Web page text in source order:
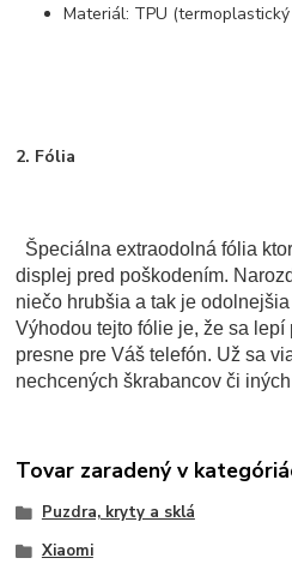
Materiál: TPU
2. Fólia
Špeciálna extraodolná fólia
displej pred poškodením.
niečo hrubšia a tak je
Výhodou tejto fólie je, že sa
presne pre Váš telefón. Už sa
nechcených škrabancov či
Tovar zaradený v
Puzdra, kryty a sklá
Xiaomi